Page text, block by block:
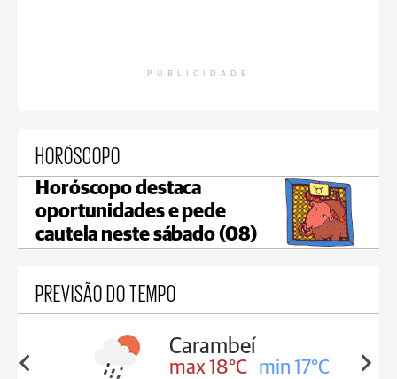
PUBLICIDADE
HORÓSCOPO
Horóscopo destaca
oportunidades e pede
cautela neste sábado (08)
PREVISÃO DO TEMPO
18°C
Carambeí
max 18°C min 17°C